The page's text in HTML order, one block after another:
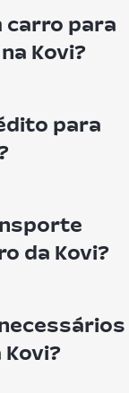
carro para
Kovi?
para
da Kovi?